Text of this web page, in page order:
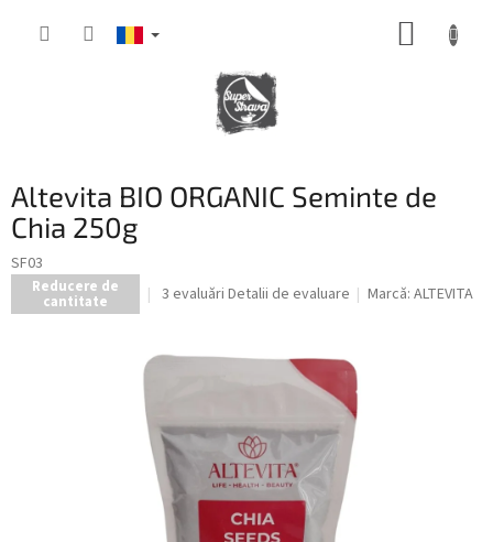
COŞ
Altevita BIO ORGANIC Seminte de
Chia 250g
SF03
Reducere de
cantitate
Evaluarea
produsului
5
stele.
3 evaluări Detalii de evaluare Marcă:ALTEVITA